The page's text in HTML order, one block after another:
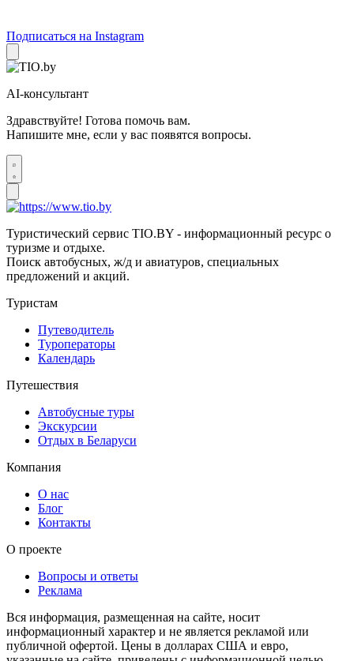
Подписаться на Instagram
AI-консультант
Здравствуйте! Готова помочь вам.
Напишите мне, если у вас появятся вопросы.
Туристический сервис TIO.BY - информационный ресурс о
туризме и отдыхе.
Поиск автобусных, ж/д и авиатуров, специальных
предложений и акций.
Туристам
Путеводитель
Туроператоры
Календарь
Путешествия
Автобусные туры
Экскурсии
Отдых в Беларуси
Компания
О нас
Блог
Контакты
О проекте
Вопросы и ответы
Реклама
Вся информация, размещенная на сайте, носит
информационный характер и не является рекламой или
публичной офертой. Цены в долларах США и евро,